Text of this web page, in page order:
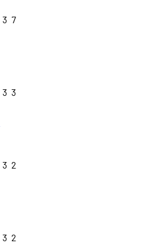
3 7
3 3
3 2
3 2